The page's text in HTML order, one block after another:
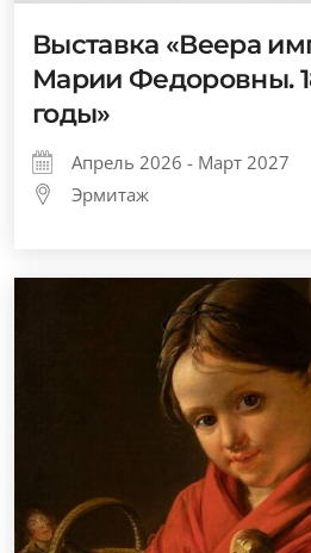
Выставка «Веера
Марии Федоровны.
годы»
Апрель 2026 - Март 2027
Эрмитаж